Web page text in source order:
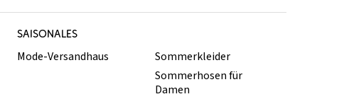
SAISONALES
Mode-Versandhaus
Sommerkleider
Sommerhosen für
Damen